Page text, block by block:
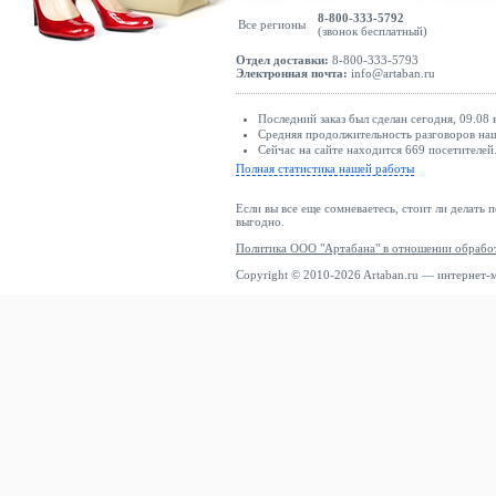
Все регионы
8-800-333-5792
(звонок бесплатный)
Отдел доставки: 8-800-333-5793
Электронная почта: info@artaban.ru
Последний заказ был сделан сегодня,
Средняя продолжительность разговоров
Сейчас на сайте находится 669 посетителей.
Полная статистика нашей работы
Если вы все еще сомневаетесь, стоит ли делать
выгодно.
Политика ООО "Артабана" в отношении
Copyright © 2010-2026 Artaban.ru — интернет-